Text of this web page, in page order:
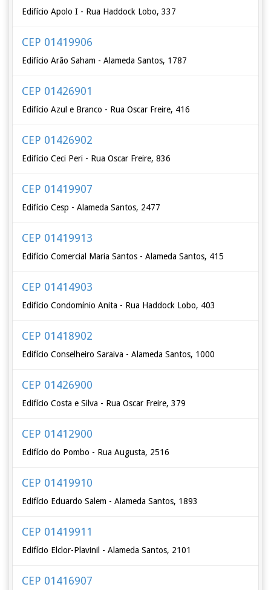
Edifício Apolo I - Rua Haddock Lobo, 337
CEP 01419906
Edifício Arão Saham - Alameda Santos, 1787
CEP 01426901
Edifício Azul e Branco - Rua Oscar Freire, 416
CEP 01426902
Edifício Ceci Peri - Rua Oscar Freire, 836
CEP 01419907
Edifício Cesp - Alameda Santos, 2477
CEP 01419913
Edifício Comercial Maria Santos - Alameda Santos, 415
CEP 01414903
Edifício Condomínio Anita - Rua Haddock Lobo, 403
CEP 01418902
Edifício Conselheiro Saraiva - Alameda Santos, 1000
CEP 01426900
Edifício Costa e Silva - Rua Oscar Freire, 379
CEP 01412900
Edifício do Pombo - Rua Augusta, 2516
CEP 01419910
Edifício Eduardo Salem - Alameda Santos, 1893
CEP 01419911
Edifício Elclor-Plavinil - Alameda Santos, 2101
CEP 01416907